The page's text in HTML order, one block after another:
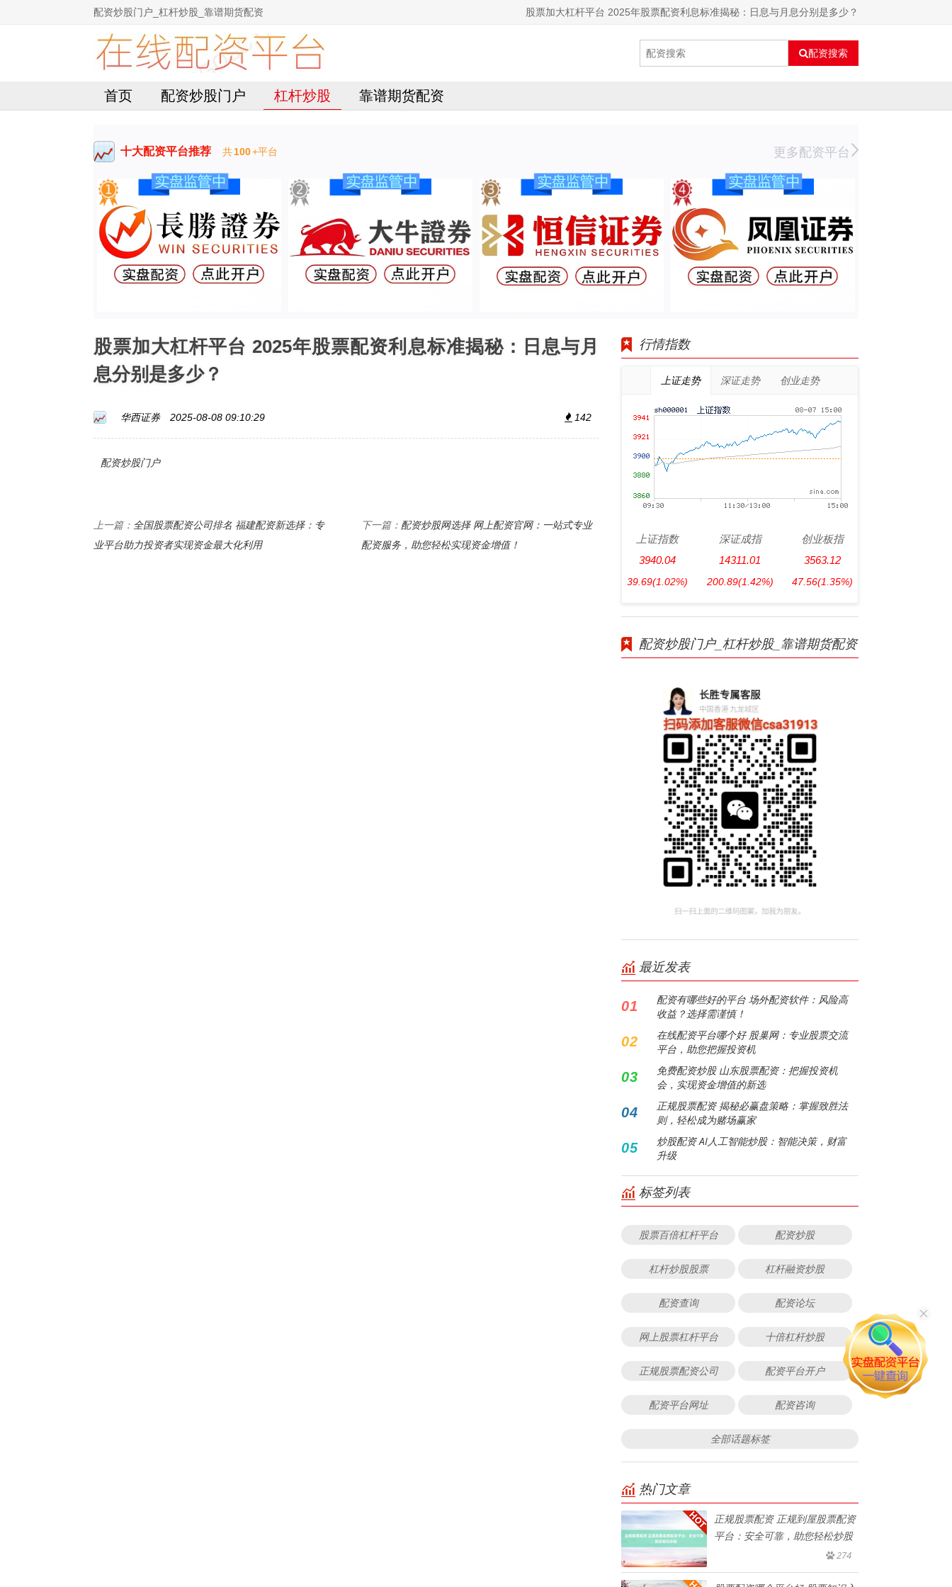
配资炒股门户_杠杆炒股_靠谱期货配资 股票加大杠杆平台 2025年股票配资利息标准揭秘：日息与月息分别是多少？
配资搜索
首页 配资炒股门户 杠杆炒股 靠谱期货配资
十大配资平台推荐 共100+平台 更多配资平台
股票加大杠杆平台 2025年股票配资利息标准揭秘：日息与月
息分别是多少？
华西证券 2025-08-08 09:10:29 142
配资炒股门户
上一篇： 全国股票配资公司排名 福建配资新选择：专
业平台助力投资者实现资金最大化利用
下一篇： 配资炒股网选择 网上配资官网：一站式专业
配资服务，助您轻松实现资金增值！
行情指数
上证走势 深证走势 创业走势
上证指数
3940.04
39.69(1.02%)
深证成指
14311.01
200.89(1.42%)
创业板指
3563.12
47.56(1.35%)
配资炒股门户_杠杆炒股_靠谱期货配资
最近发表
01
配资有哪些好的平台 场外配资软件：风险高
收益？选择需谨慎！
02
在线配资平台哪个好 股巢网：专业股票交流
平台，助您把握投资机
03
免费配资炒股 山东股票配资：把握投资机
会，实现资金增值的新选
04
正规股票配资 揭秘必赢盘策略：掌握致胜法
则，轻松成为赌场赢家
05
炒股配资 AI人工智能炒股：智能决策，财富
升级
标签列表
股票百倍杠杆平台 配资炒股
杠杆炒股股票 杠杆融资炒股
配资查询 配资论坛
网上股票杠杆平台 十倍杠杆炒股
正规股票配资公司 配资平台开户
配资平台网址 配资咨询
全部话题标签
热门文章
正规股票配资 正规到屋股票配资
平台：安全可靠，助您轻松炒股
274